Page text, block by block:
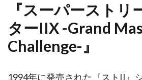
『スーパーストリ
ターIIX -Grand
Challenge-』
1994年に発売された『ストII』